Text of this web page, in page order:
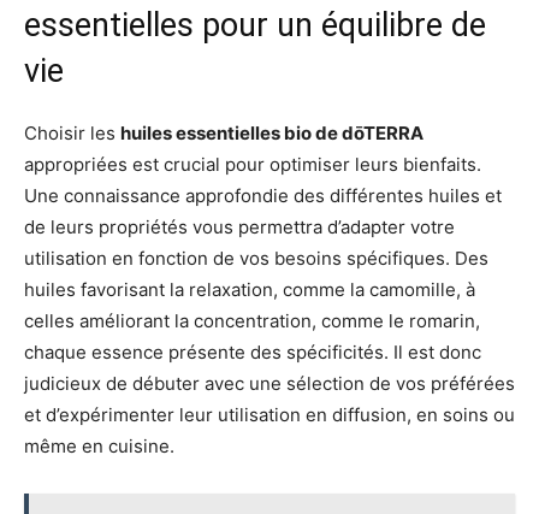
essentielles pour un équilibre de
vie
Choisir les huiles essentielles bio de dōTERRA
appropriées est crucial pour optimiser leurs bienfaits.
Une connaissance approfondie des différentes huiles et
de leurs propriétés vous permettra d’adapter votre
utilisation en fonction de vos besoins spécifiques. Des
huiles favorisant la relaxation, comme la camomille, à
celles améliorant la concentration, comme le romarin,
chaque essence présente des spécificités. Il est donc
judicieux de débuter avec une sélection de vos préférées
et d’expérimenter leur utilisation en diffusion, en soins ou
même en cuisine.